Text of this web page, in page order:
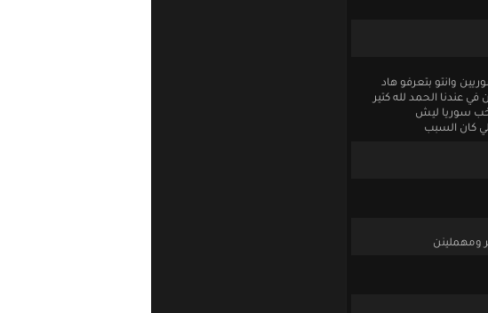
وانتو بتعرفو هاد
عندنا الحمد لله كتير
سوريا ليش
كان السبب
ومهملينن